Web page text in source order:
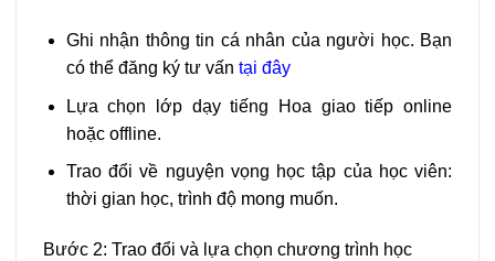
Ghi nhận thông tin cá nhân của người học. Bạn
có thể đăng ký tư vấn tại đây
Lựa chọn lớp dạy tiếng Hoa giao tiếp online
hoặc offline.
Trao đổi về nguyện vọng học tập của học viên:
thời gian học, trình độ mong muốn.
Bước 2: Trao đổi và lựa chọn chương trình học